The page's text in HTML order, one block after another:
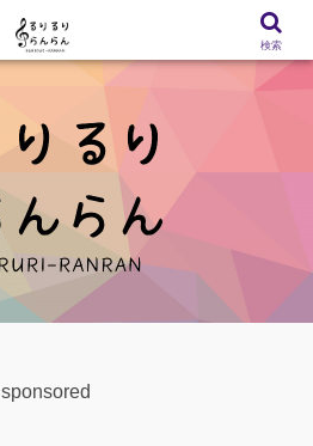
sponsored
検索